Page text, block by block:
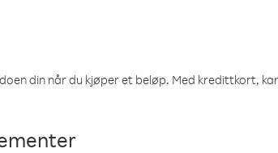
din når du kjøper et beløp. Med kredittkort,